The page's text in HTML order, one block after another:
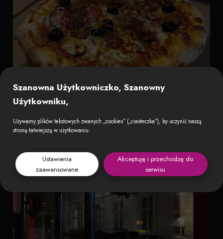
Szanowna Użytkowniczko, Szanowny
Użytkowniku,
Używamy plików tekstowych zwanych „cookies” („ciasteczka”), by uczynić naszą
stronę łatwiejszą w użytkowaniu.
Ustawienia
zaawansowane
Akceptuję i przechodzę do
serwisu